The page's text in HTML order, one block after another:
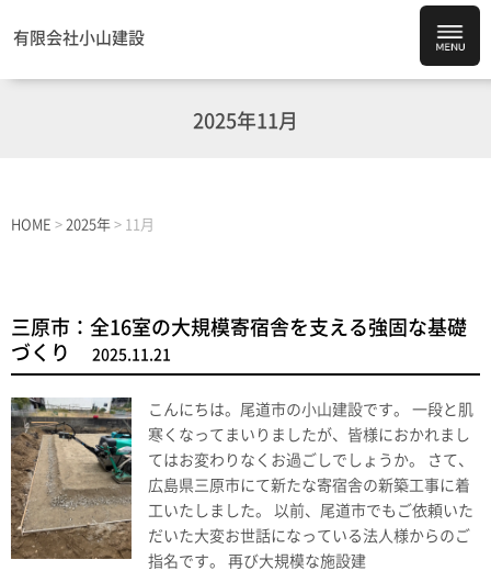
有限会社小山建設
2025年11月
HOME > 2025年 > 11月
三原市：全16室の大規模寄宿舎を支える強固な基礎
づくり
2025.11.21
こんにちは。尾道市の小山建設です。 一段と肌
寒くなってまいりましたが、皆様におかれまし
てはお変わりなくお過ごしでしょうか。 さて、
広島県三原市にて新たな寄宿舎の新築工事に着
工いたしました。 以前、尾道市でもご依頼いた
だいた大変お世話になっている法人様からのご
指名です。 再び大規模な施設建